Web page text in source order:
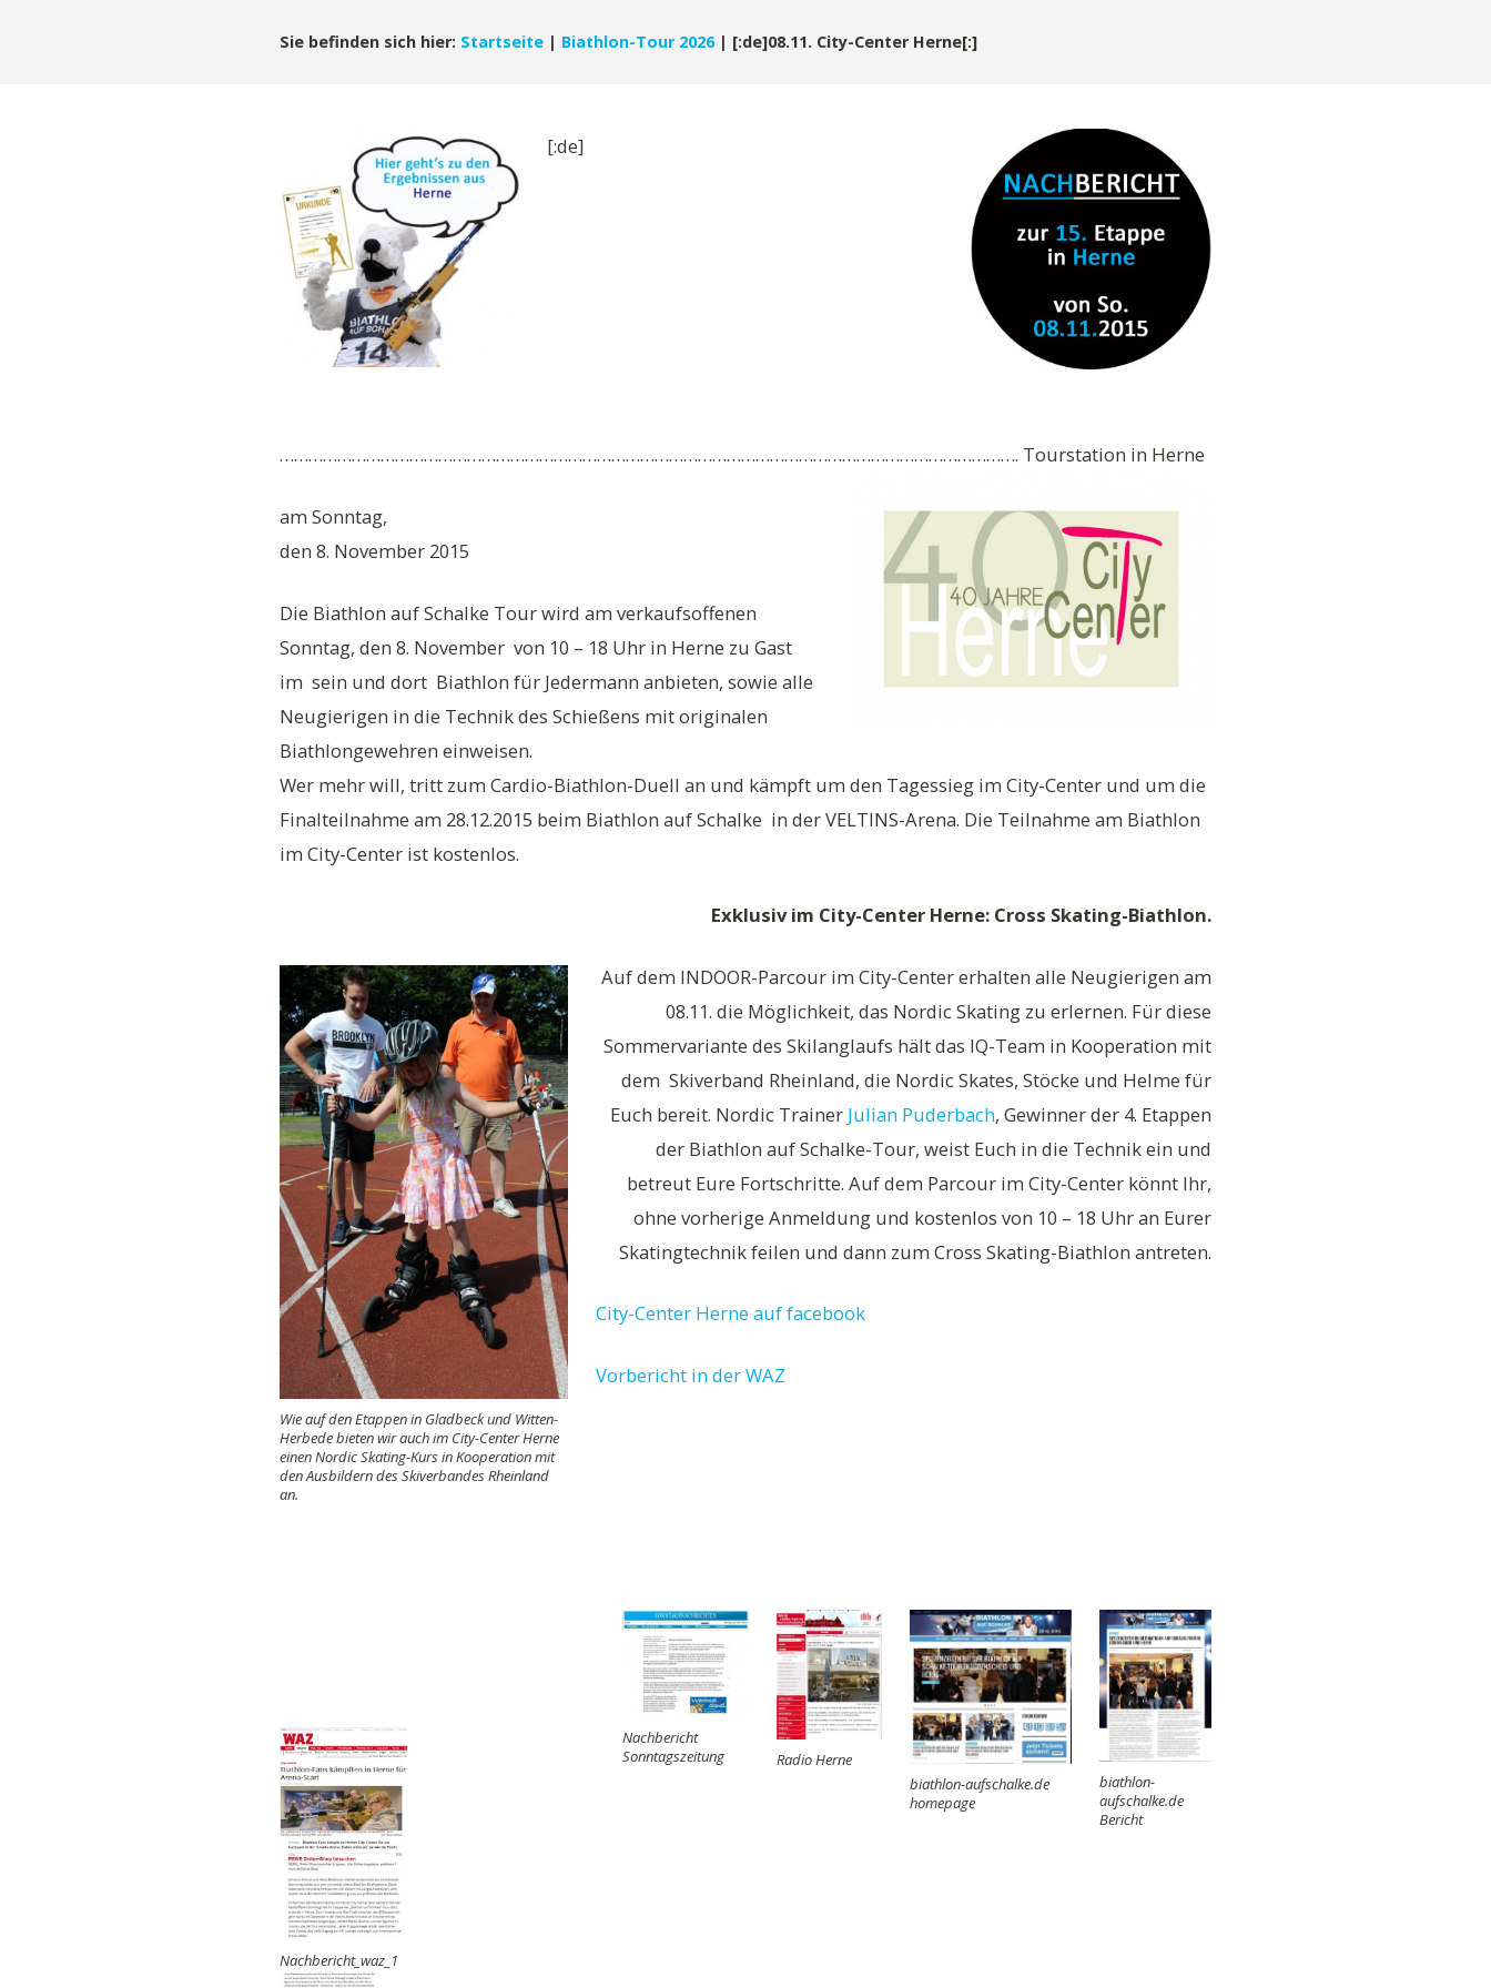
Sie befinden sich hier: Startseite | Biathlon-Tour 2026| [:de]08.11. City-Center Herne[:]
[:de]
………………………………………………………………………………………………………………………………………. Tourstation in Herne
am Sonntag,
den 8. November 2015
Die Biathlon auf Schalke Tour wird am verkaufsoffenen
Sonntag, den 8. November von 10 – 18 Uhr in Herne zu Gast
im sein und dort Biathlon für Jedermann anbieten, sowie alle
Neugierigen in die Technik des Schießens mit originalen
Biathlongewehren einweisen.
Wer mehr will, tritt zum Cardio-Biathlon-Duell an und kämpft um den Tagessieg im City-Center und um die
Finalteilnahme am 28.12.2015 beim Biathlon auf Schalke in der VELTINS-Arena. Die Teilnahme am Biathlon
im City-Center ist kostenlos.
Exklusiv im City-Center Herne: Cross Skating-Biathlon.
Wie auf den Etappen in Gladbeck und Witten-
Herbede bieten wir auch im City-Center Herne
einen Nordic Skating-Kurs in Kooperation mit
den Ausbildern des Skiverbandes Rheinland
an.
Auf dem INDOOR-Parcour im City-Center erhalten alle Neugierigen am
08.11. die Möglichkeit, das Nordic Skating zu erlernen. Für diese
Sommervariante des Skilanglaufs hält das IQ-Team in Kooperation mit
dem Skiverband Rheinland, die Nordic Skates, Stöcke und Helme für
Euch bereit. Nordic Trainer Julian Puderbach, Gewinner der 4. Etappen
der Biathlon auf Schalke-Tour, weist Euch in die Technik ein und
betreut Eure Fortschritte. Auf dem Parcour im City-Center könnt Ihr,
ohne vorherige Anmeldung und kostenlos von 10 – 18 Uhr an Eurer
Skatingtechnik feilen und dann zum Cross Skating-Biathlon antreten.
City-Center Herne auf facebook
Vorbericht in der WAZ
biathlon-
aufschalke.de
Bericht
biathlon-aufschalke.de
homepage
Radio Herne
Nachbericht
Sonntagszeitung
Nachbericht_ waz_1